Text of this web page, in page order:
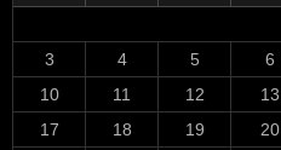
3
4 5 6
10
11 12 13
17
18 19 20